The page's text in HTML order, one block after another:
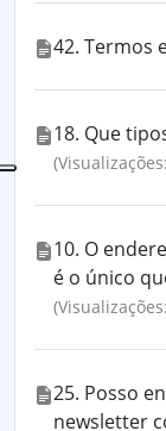
42. Termos
18. Que
10. O
é o único
25. Posso
newsletter